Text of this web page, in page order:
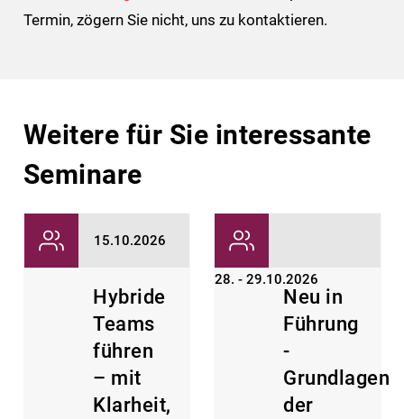
Termin, zögern Sie nicht, uns zu kontaktieren.
Weitere für Sie interessante
Seminare
15.10.2026
Hybride
Teams
führen
– mit
Klarheit,
28. - 29.10.2026
Neu in
Führung
-
Grundlagen
der